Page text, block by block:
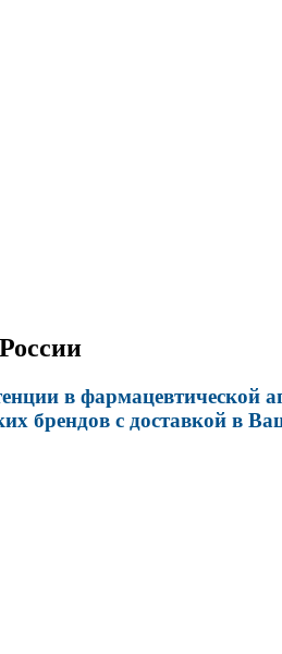
в фармацевтической
брендов с доставкой в